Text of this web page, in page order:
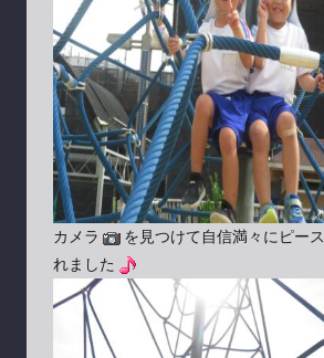
カメラ を見つけて自信満々にピース
れました